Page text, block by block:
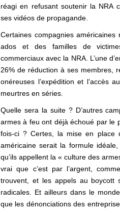
réagi en refusant soutenir la NRA
ses vidéos de propagande.
Certaines compagnies
ados et des familles de
commerciaux avec la NRA. L’une
26% de réduction à ses membres,
onéreuses l’expédition et l’accès
meurtres en séries.
Quelle sera la suite ? D’autres
armes à feu ont déjà échoué par le
fois-ci ? Certes, la mise en place
américaine serait la formule
qu’ils appellent la « culture des
vrai que c’est par l’argent,
trouvent, et les appels au boycott
radicales. Et ailleurs dans le
que les dénonciations des